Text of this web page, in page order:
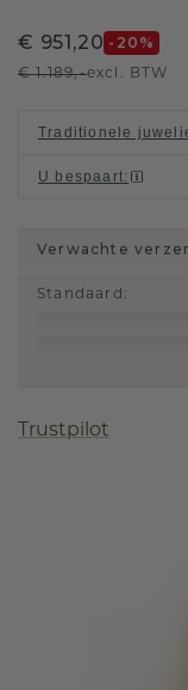
€ 951,20 -20 %
€ 1.189,-excl. BTW
Traditionele
U bespaart:
Verwachte
Standaard :
Trustpilot